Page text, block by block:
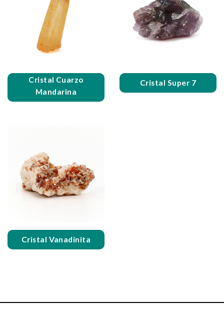
Cristal Cuarzo
Mandarina
Cristal Super 7
Cristal Vanadinita